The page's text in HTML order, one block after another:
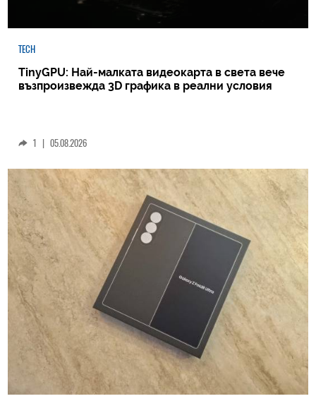
TECH
TinyGPU: Най-малката видеокарта в света вече
възпроизвежда 3D графика в реални условия
1 | 05.08.2026